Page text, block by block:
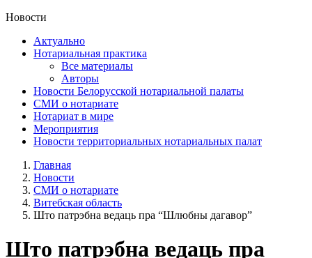
Новости
Актуально
Нотариальная практика
Все материалы
Авторы
Новости Белорусской нотариальной палаты
СМИ о нотариате
Нотариат в мире
Мероприятия
Новости территориальных нотариальных палат
Главная
Новости
СМИ о нотариате
Витебская область
Што патрэбна ведаць пра “Шлюбны дагавор”
Што патрэбна ведаць пра